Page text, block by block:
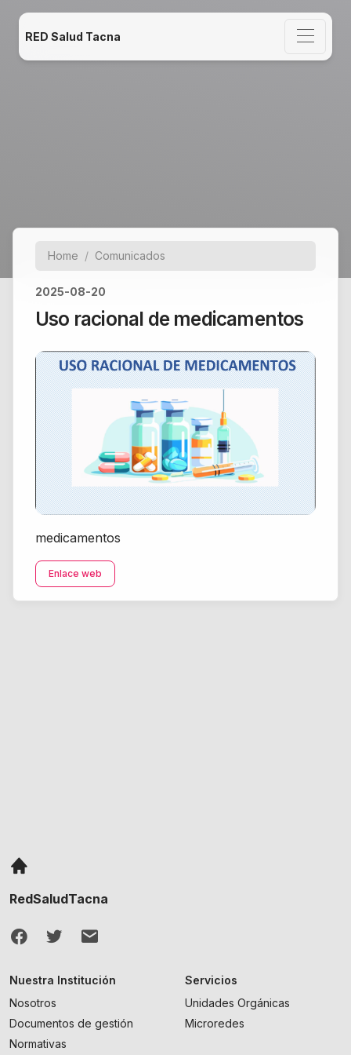
RED Salud Tacna
Home Comunicados
2025-08-20
Uso racional de medicamentos
medicamentos
Enlace web
RedSaludTacna
Nuestra Institución
Nosotros
Documentos de gestión
Normativas
Servicios
Unidades Orgánicas
Microredes